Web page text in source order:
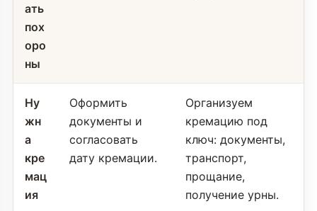
ать
пох
оро
ны
Ну
жн
а
кре
мац
ия
Оформить
документы и
согласовать
дату кремации.
Организуем
кремацию под
ключ: документы,
транспорт,
прощание,
получение урны.